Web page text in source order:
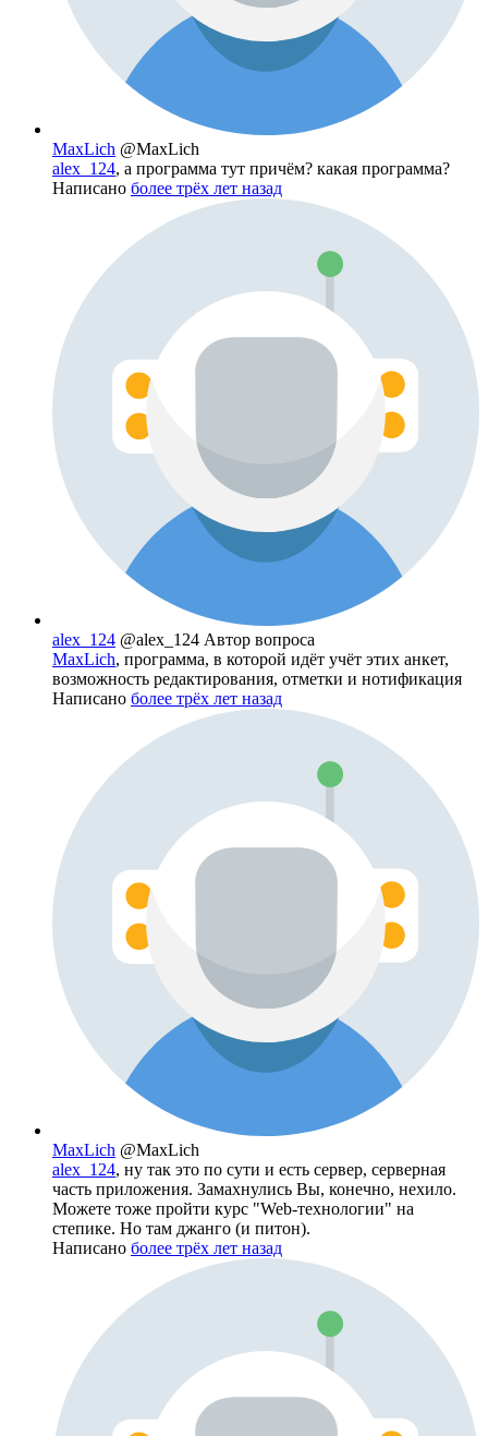
MaxLich @MaxLich
alex_124, а программа тут причём? какая программа?
Написано более трёх лет назад
alex_124 @alex_124 Автор вопроса
MaxLich, программа, в которой идёт учёт этих анкет,
возможность редактирования, отметки и нотификация
Написано более трёх лет назад
MaxLich @MaxLich
alex_124, ну так это по сути и есть сервер, серверная
часть приложения. Замахнулись Вы, конечно, нехило.
Можете тоже пройти курс "Web-технологии" на
степике. Но там джанго (и питон).
Написано более трёх лет назад